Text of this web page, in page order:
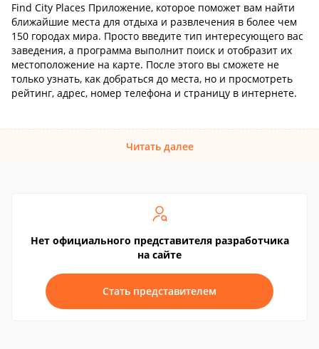
Find City Places Приложение, которое поможет вам найти
ближайшие места для отдыха и развлечения в более чем
150 городах мира. Просто введите тип интересующего вас
заведения, а программа выполнит поиск и отобразит их
местоположение на карте. После этого вы сможете не
только узнать, как добраться до места, но и просмотреть
рейтинг, адрес, номер телефона и страницу в интернете.
Читать далее
Нет официального представителя разработчика
на сайте
Стать представителем